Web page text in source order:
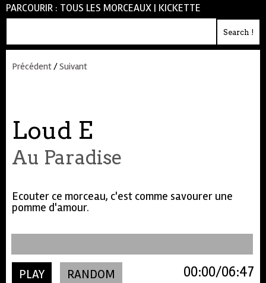
PARCOURIR : TOUS LES MORCEAUX | KICKETTE
Précédent/Suivant
Loud E
Au Paradise
Ecouter ce morceau, c'est comme savourer une
pomme d'amour.
PLAY RANDOM 06:47
00:00